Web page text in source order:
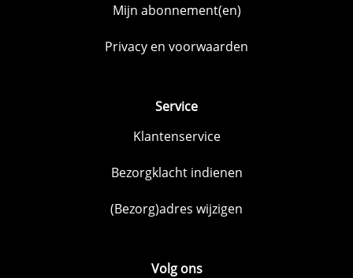
Mijn abonnement(en)
Privacy en voorwaarden
Service
Klantenservice
Bezorgklacht indienen
(Bezorg)adres wijzigen
Volg ons